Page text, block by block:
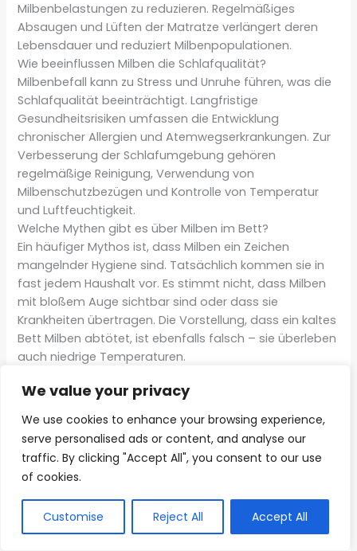
We value your privacy
We use cookies to enhance your browsing experience,
serve personalised ads or content, and analyse our
traffic. By clicking "Accept All", you consent to our use
of cookies.
Customise Reject All Accept All
Milbenbelastungen zu reduzieren. Regelmäßiges
Absaugen und Lüften der Matratze verlängert deren
Lebensdauer und reduziert Milbenpopulationen.
Wie beeinflussen Milben die Schlafqualität?
Milbenbefall kann zu Stress und Unruhe führen, was die
Schlafqualität beeinträchtigt. Langfristige
Gesundheitsrisiken umfassen die Entwicklung
chronischer Allergien und Atemwegserkrankungen. Zur
Verbesserung der Schlafumgebung gehören
regelmäßige Reinigung, Verwendung von
Milbenschutzbezügen und Kontrolle von Temperatur
und Luftfeuchtigkeit.
Welche Mythen gibt es über Milben im Bett?
Ein häufiger Mythos ist, dass Milben ein Zeichen
mangelnder Hygiene sind. Tatsächlich kommen sie in
fast jedem Haushalt vor. Es stimmt nicht, dass Milben
mit bloßem Auge sichtbar sind oder dass sie
Krankheiten übertragen. Die Vorstellung, dass ein kaltes
Bett Milben abtötet, ist ebenfalls falsch – sie überleben
auch niedrige Temperaturen.
Milbenkontrolle?
Moderne Apps helfen bei der Erkennung von
Allergiesymptomen und geben Hinweise auf möglichen
Milbenbefall. Heimtests zur Allergen-Erkennung
ermöglichen eine schnelle Einschätzung der
Milbenbelastung. Smarte Reinigungstechnologien wie
UV-Staubsauger oder Luftreiniger mit HEPA-Filtern
bieten effektive Möglichkeiten zur Milbenkontrolle.